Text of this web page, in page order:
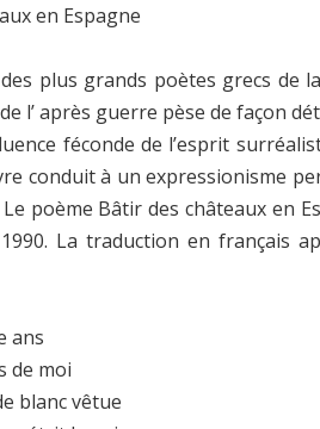
en Espagne
plus grands poètes grecs de
l’ après guerre pèse de façon
féconde de l’esprit
conduit à un expressionisme
poème Bâtir des châteaux en
La traduction en français
ans
de moi
blanc vêtue